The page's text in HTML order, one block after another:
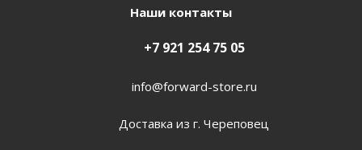
Наши контакты
+7 921 254 75 05
info@forward-store.ru
Доставка из г. Череповец